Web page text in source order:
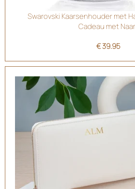
Swarovski Kaarsenhouder met
Cadeau met
€39.95